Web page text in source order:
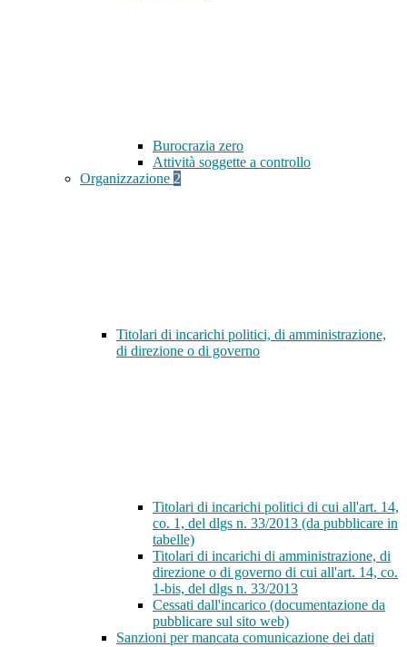
Burocrazia zero
Attività soggette a controllo
Organizzazione 2
Titolari di incarichi politici, di amministrazione,
di direzione o di governo
Titolari di incarichi politici di cui all'art. 14,
co. 1, del dlgs n. 33/2013 (da pubblicare in
tabelle)
Titolari di incarichi di amministrazione, di
direzione o di governo di cui all'art. 14, co.
1-bis, del dlgs n. 33/2013
Cessati dall'incarico (documentazione da
pubblicare sul sito web)
Sanzioni per mancata comunicazione dei dati